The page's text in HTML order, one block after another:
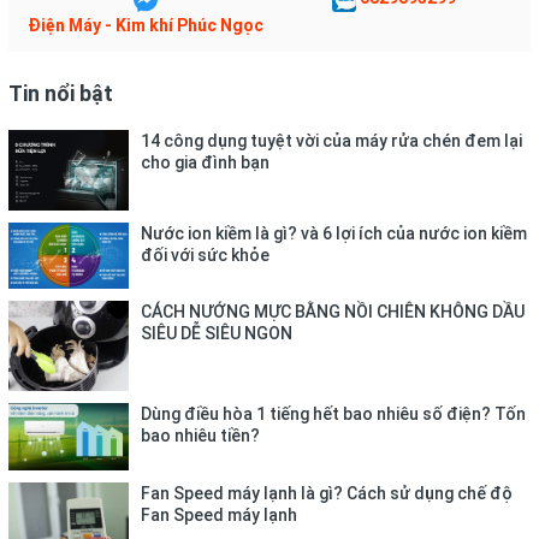
Làm lạnh nhanh, tiết kiệm điện
với Gas R134a
Nhờ sử dụng Gas R134a để làm lạnh, tủ đông vẫn đảm bảo
được khả năng làm lạnh nhanh nhưng tiết kiệm điện năng hiệu
quả cho gia đình bạn.
Điện Máy - Kim khí Phúc Ngọc
Tin nổi bật
14 công dụng tuyệt vời của máy rửa chén đem lại
cho gia đình bạn
Nước ion kiềm là gì? và 6 lợi ích của nước ion kiềm
đối với sức khỏe
CÁCH NƯỚNG MỰC BẰNG NỒI CHIÊN KHÔNG DẦU
SIÊU DỄ SIÊU NGON
Dùng điều hòa 1 tiếng hết bao nhiêu số điện? Tốn
bao nhiêu tiền?
Fan Speed máy lạnh là gì? Cách sử dụng chế độ
Fan Speed máy lạnh